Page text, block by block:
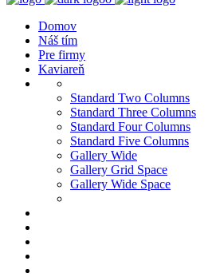
Domov
Náš tím
Pre firmy
Kaviareň
Standard Two Columns
Standard Three Columns
Standard Four Columns
Standard Five Columns
Gallery Wide
Gallery Grid Space
Gallery Wide Space